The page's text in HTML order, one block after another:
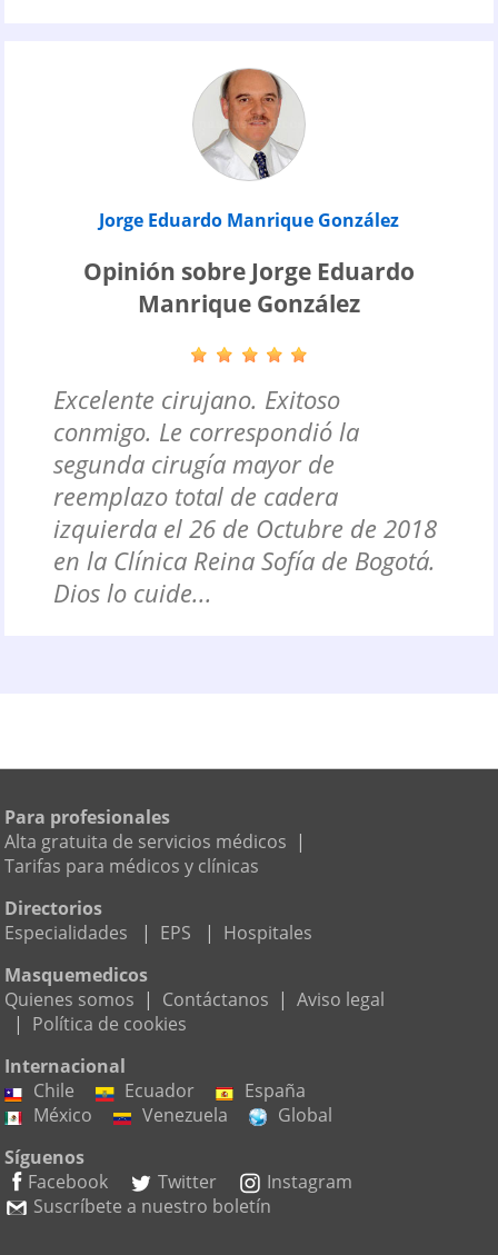
Jorge Eduardo Manrique González
Opinión sobre Jorge Eduardo
Manrique González
Excelente cirujano. Exitoso
conmigo. Le correspondió la
segunda cirugía mayor de
reemplazo total de cadera
izquierda el 26 de Octubre de 2018
en la Clínica Reina Sofía de Bogotá.
Dios lo cuide...
Para profesionales
Alta gratuita de servicios médicos |
Tarifas para médicos y clínicas
Directorios
Especialidades
| EPS | Hospitales
Masquemedicos
Quienes somos | Contáctanos | Aviso legal
| Política de cookies
Internacional
Chile
Ecuador
España
México
Venezuela
Global
Síguenos
Facebook
Twitter
Instagram
Suscríbete a nuestro boletín